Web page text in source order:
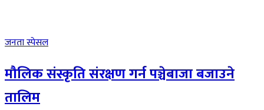
जनता स्पेसल
मौलिक संस्कृति संरक्षण गर्न पञ्चेबाजा बजाउने
तालिम